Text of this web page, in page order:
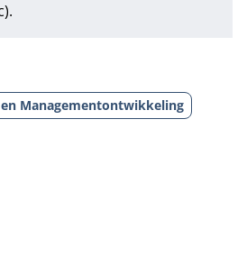
Managementontwikkeling